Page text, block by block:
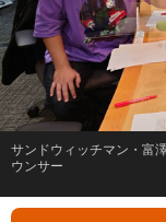
サンドウィッチマン・富
ウンサー